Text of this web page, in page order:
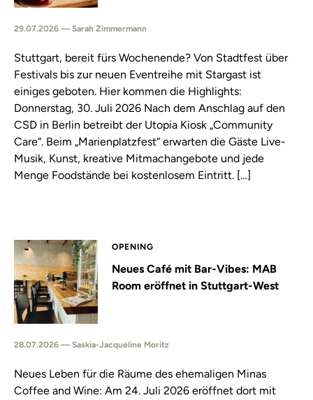
29.07.2026 — Sarah Zimmermann
Stuttgart, bereit fürs Wochenende? Von Stadtfest über
Festivals bis zur neuen Eventreihe mit Stargast ist
einiges geboten. Hier kommen die Highlights:
Donnerstag, 30. Juli 2026 Nach dem Anschlag auf den
CSD in Berlin betreibt der Utopia Kiosk „Community
Care“. Beim „Marienplatzfest“ erwarten die Gäste Live-
Musik, Kunst, kreative Mitmachangebote und jede
Menge Foodstände bei kostenlosem Eintritt. […]
OPENING
Neues Café mit Bar-Vibes: MAB
Room eröffnet in Stuttgart-West
28.07.2026 — Saskia-Jacqueline Moritz
Neues Leben für die Räume des ehemaligen Minas
Coffee and Wine: Am 24. Juli 2026 eröffnet dort mit